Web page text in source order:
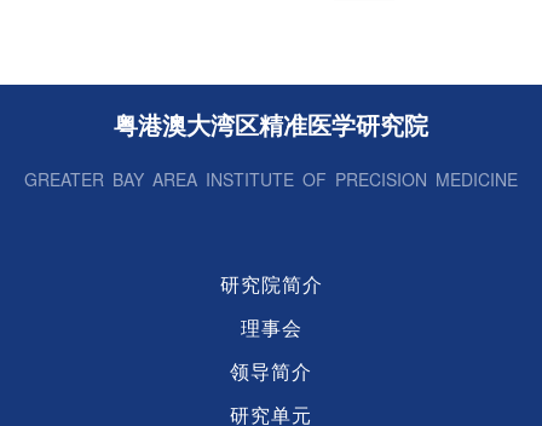
粤港澳大湾区精准医学研究院
GREATER BAY AREA INSTITUTE OF PRECISION MEDICINE
研究院简介
理事会
领导简介
研究单元